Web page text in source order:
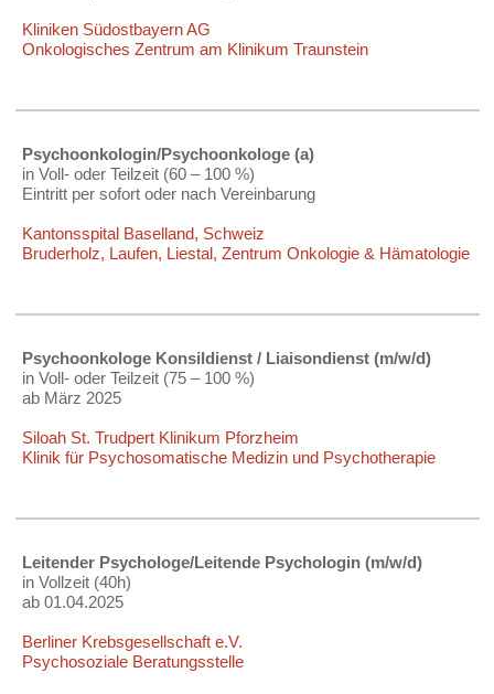
Kliniken Südostbayern AG
Onkologisches Zentrum am Klinikum Traunstein
Psychoonkologin/Psychoonkologe (a)
in Voll- oder Teilzeit (60 – 100 %)
Eintritt per sofort oder nach Vereinbarung
Kantonsspital Baselland, Schweiz
Bruderholz, Laufen, Liestal, Zentrum Onkologie & Hämatologie
Psychoonkologe Konsildienst / Liaisondienst (m/w/d)
in Voll- oder Teilzeit (75 – 100 %)
ab März 2025
Siloah St. Trudpert Klinikum Pforzheim
Klinik für Psychosomatische Medizin und Psychotherapie
Leitender Psychologe/Leitende Psychologin (m/w/d)
in Vollzeit (40h)
ab 01.04.2025
Berliner Krebsgesellschaft e.V.
Psychosoziale Beratungsstelle